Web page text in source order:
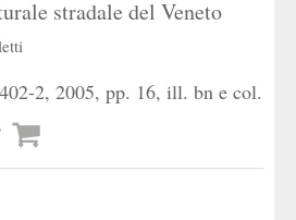
stradale del Veneto
2, 2005, pp. 16, ill. bn e col.